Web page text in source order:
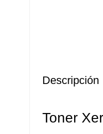
Descripción
Toner